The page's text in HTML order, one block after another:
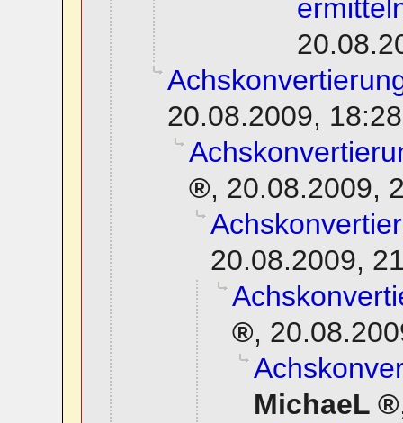
20.08.2009, 18:28
, 20.08.2009,
20.08.2009,
,
MichaeL